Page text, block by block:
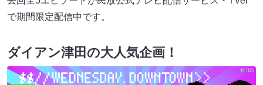
で期間限定配信中です。
ダイアン津田の大人気企画！